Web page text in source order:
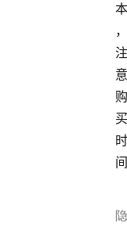
本
，
注
意
购
买
时
间
隐